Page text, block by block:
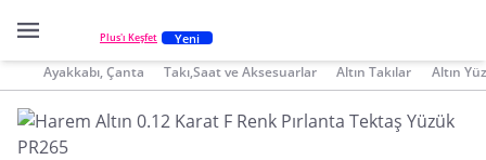
Plus'ı Keşfet Yeni
Ayakkabı, Çanta Takı,Saat ve Aksesuarlar Altın Takılar Altın